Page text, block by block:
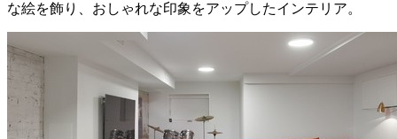
な絵を飾り、おしゃれな印象をアップしたインテリア。